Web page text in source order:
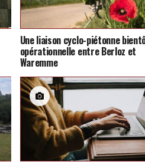
Une liaison cyclo-piétonne
opérationnelle entre Berloz et
Waremme